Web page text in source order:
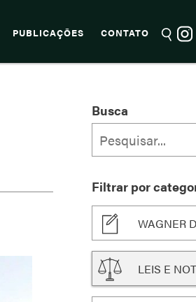
PUBLICAÇÕES CONTATO
Busca
Filtrar por
WAGNER
LEIS E